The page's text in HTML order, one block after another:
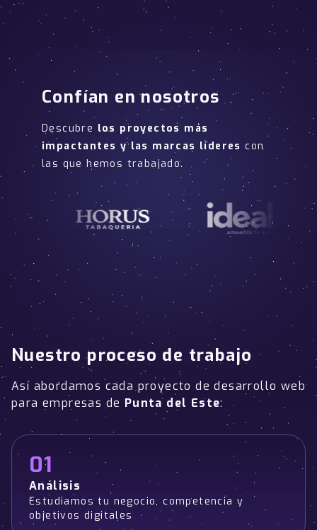
Confían en nosotros
Descubre los proyectos más
impactantes y las marcas líderes con
las que hemos trabajado.
Nuestro proceso de trabajo
Así abordamos cada proyecto de desarrollo web
para empresas de Punta del Este:
01
Análisis
Estudiamos tu negocio, competencia y
objetivos digitales